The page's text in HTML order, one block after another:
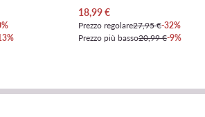
Prezzo attuale
18,99€
Prezzo regolare27,95 €-32%
Prezzo più basso20,99 €-9%